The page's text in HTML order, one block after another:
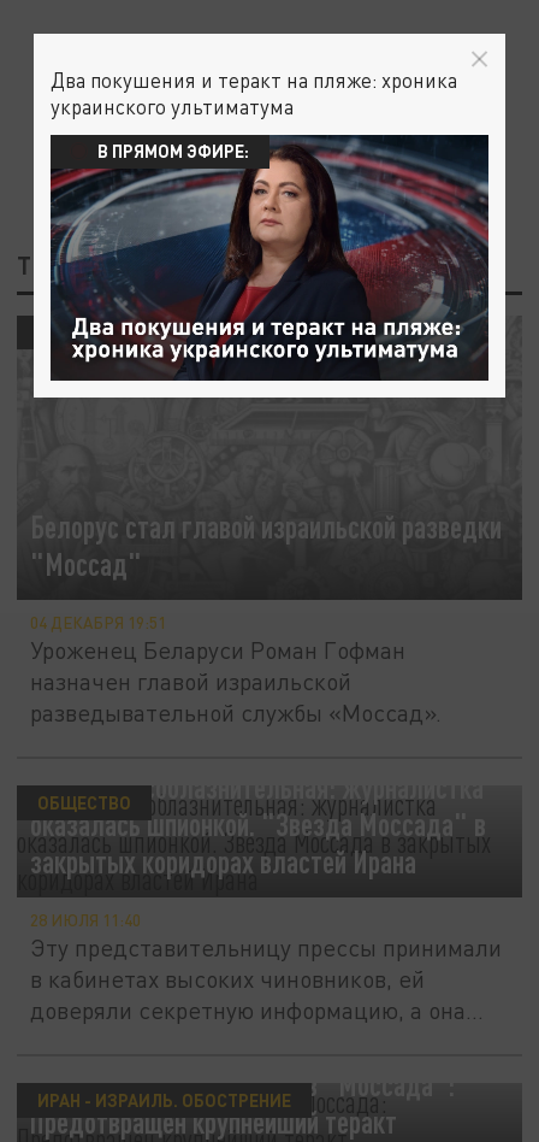
ТЕГ: МОССАД
Белорус стал главой израильской разведки
"Моссад"
В МИРЕ
04 ДЕКАБРЯ 19:51
Уроженец Беларуси Роман Гофман
назначен главой израильской
разведывательной службы «Моссад».
Дерзкая и соблазнительная: журналистка
оказалась шпионкой. "Звезда Моссада" в
закрытых коридорах властей Ирана
ОБЩЕСТВО
28 ИЮЛЯ 11:40
Эту представительницу прессы принимали
в кабинетах высоких чиновников, ей
доверяли секретную информацию, а она...
Иран казнил троих агентов "Моссада":
Предотвращён крупнейший теракт
ИРАН - ИЗРАИЛЬ. ОБОСТРЕНИЕ
Два покушения и теракт на пляже: хроника
украинского ультиматума
В ПРЯМОМ ЭФИРЕ: